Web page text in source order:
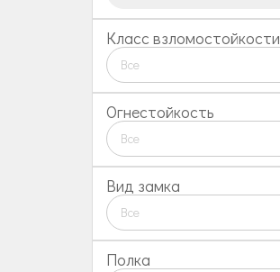
Класс взломостойкости
Все
Огнестойкость
Все
Вид замка
Все
Полка